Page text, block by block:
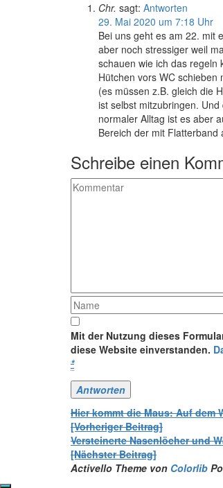
Chr. sagt: Antworten
29. Mai 2020 um 7:18 Uhr
Bei uns geht es am 22. mit
aber noch stressiger weil
schauen wie ich das regeln
Hütchen vors WC
(es müssen z.B. gleich die
ist selbst mitzubringen.
normaler Alltag ist es aber
Bereich der mit
Schreibe einen
Mit der Nutzung dieses
diese Website einverstanden.
*
Beitrags-
Navigation
Hier kommt die Maus: Auf dem
[Vorheriger Beitrag]
Versteinerte Nasenlöcher und
[Nächster Beitrag]
Activello Theme von Colorlib